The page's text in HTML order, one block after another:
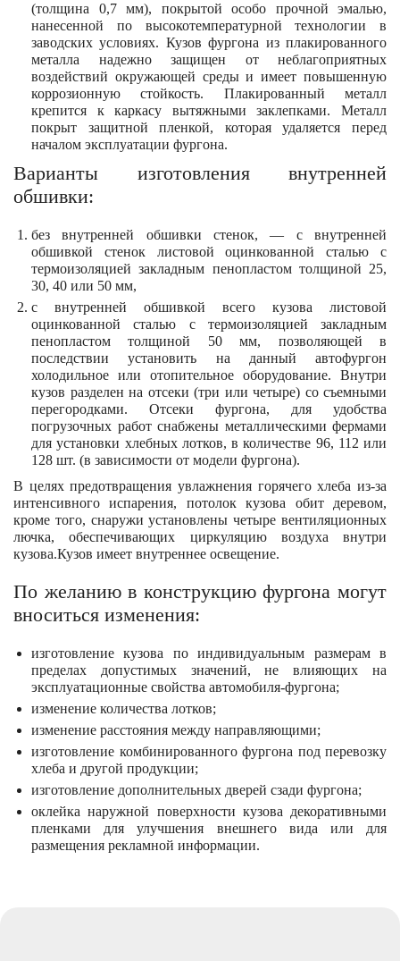
(толщина 0,7 мм), покрытой особо прочной эмалью,
нанесенной по высокотемпературной технологии в
заводских условиях. Кузов фургона из плакированного
металла надежно защищен от неблагоприятных
воздействий окружающей среды и имеет повышенную
коррозионную стойкость. Плакированный металл
крепится к каркасу вытяжными заклепками. Металл
покрыт защитной пленкой, которая удаляется перед
началом эксплуатации фургона.
Варианты изготовления внутренней
обшивки:
без внутренней обшивки стенок, — с внутренней
обшивкой стенок листовой оцинкованной сталью с
термоизоляцией закладным пенопластом толщиной 25,
30, 40 или 50 мм,
с внутренней обшивкой всего кузова листовой
оцинкованной сталью с термоизоляцией закладным
пенопластом толщиной 50 мм, позволяющей в
последствии установить на данный автофургон
холодильное или отопительное оборудование. Внутри
кузов разделен на отсеки (три или четыре) со съемными
перегородками. Отсеки фургона, для удобства
погрузочных работ снабжены металлическими фермами
для установки хлебных лотков, в количестве 96, 112 или
128 шт. (в зависимости от модели фургона).
В целях предотвращения увлажнения горячего хлеба из-за
интенсивного испарения, потолок кузова обит деревом,
кроме того, снаружи установлены четыре вентиляционных
лючка, обеспечивающих циркуляцию воздуха внутри
кузова.Кузов имеет внутреннее освещение.
По желанию в конструкцию фургона могут
вноситься изменения:
изготовление кузова по индивидуальным размерам в
пределах допустимых значений, не влияющих на
эксплуатационные свойства автомобиля-фургона;
изменение количества лотков;
изменение расстояния между направляющими;
изготовление комбинированного фургона под перевозку
хлеба и другой продукции;
изготовление дополнительных дверей сзади фургона;
оклейка наружной поверхности кузова декоративными
пленками для улучшения внешнего вида или для
размещения рекламной информации.